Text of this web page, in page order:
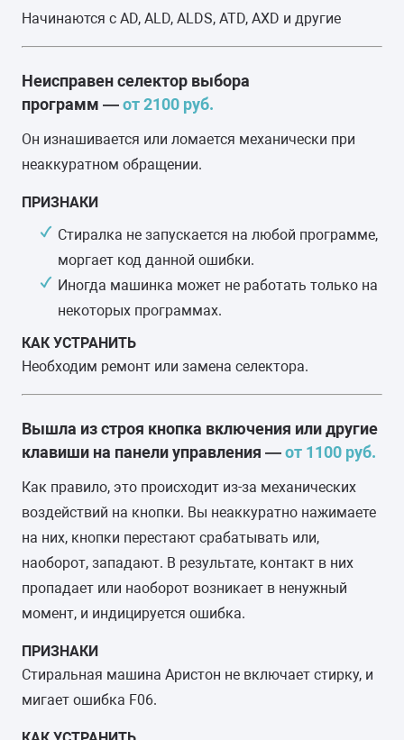
Начинаются с AD, ALD, ALDS, ATD, AXD и другие
Неисправен селектор выбора
программ —от 2100 руб.
Он изнашивается или ломается механически при
неаккуратном обращении.
ПРИЗНАКИ
Стиралка не запускается на любой программе,
моргает код данной ошибки.
Иногда машинка может не работать только на
некоторых программах.
КАК УСТРАНИТЬ
Необходим ремонт или замена селектора.
Вышла из строя кнопка включения или другие
клавиши на панели управления —от 1100 руб.
Как правило, это происходит из-за механических
воздействий на кнопки. Вы неаккуратно нажимаете
на них, кнопки перестают срабатывать или,
наоборот, западают. В результате, контакт в них
пропадает или наоборот возникает в ненужный
момент, и индицируется ошибка.
ПРИЗНАКИ
Стиральная машина Аристон не включает стирку, и
мигает ошибка F06.